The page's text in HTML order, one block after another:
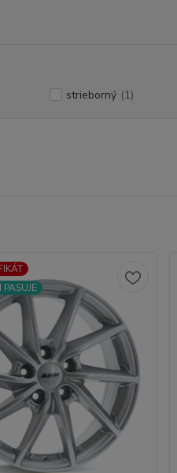
strieborný (1)